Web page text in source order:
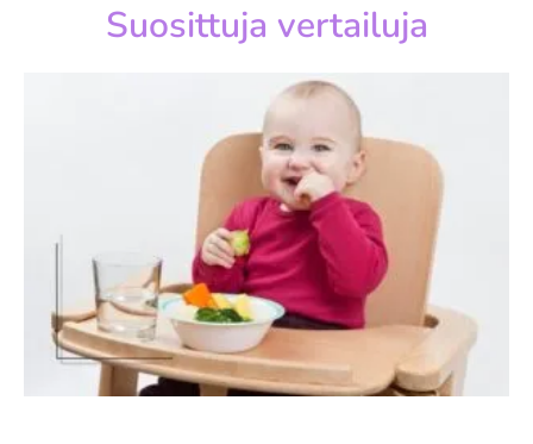
Suosittuja vertailuja